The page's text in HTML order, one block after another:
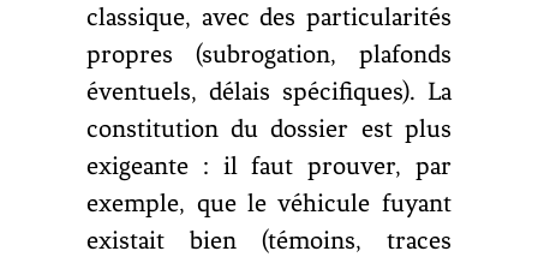
classique, avec des particularités
propres (subrogation, plafonds
éventuels, délais spécifiques). La
constitution du dossier est plus
exigeante : il faut prouver, par
exemple, que le véhicule fuyant
existait bien (témoins, traces